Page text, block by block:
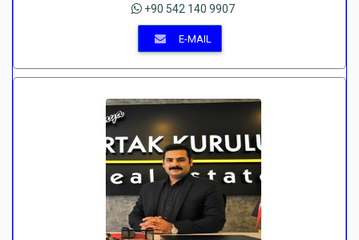
+90 542 140 9907
E-MAIL